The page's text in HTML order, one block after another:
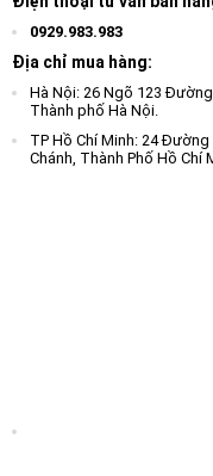
0929.983.983
Địa chỉ mua hàng:
Hà Nội: 26 Ngõ 123
Thành phố Hà Nội.
TP Hồ Chí Minh: 24
Chánh, Thành Phố Hồ Chí